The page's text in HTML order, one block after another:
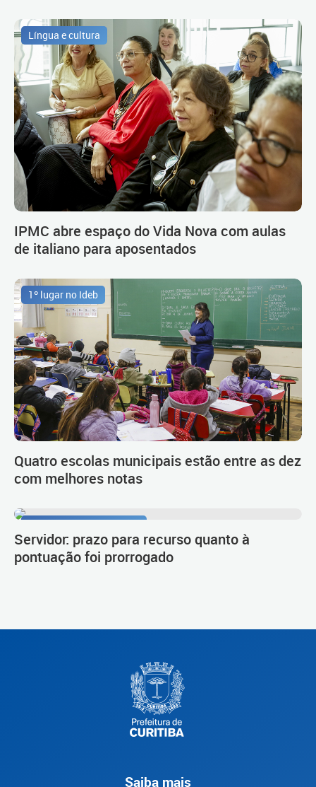
Língua e cultura
IPMC abre espaço do Vida Nova com aulas
de italiano para aposentados
1º lugar no Ideb
Quatro escolas municipais estão entre as dez
com melhores notas
Servidor: prazo para recurso quanto à
pontuação foi prorrogado
Saiba mais